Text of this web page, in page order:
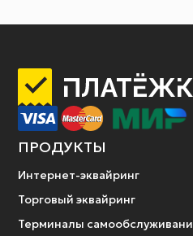
ПРОДУКТЫ
Интернет-эквайринг
Торговый эквайринг
Терминалы